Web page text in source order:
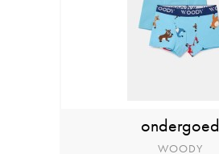
ondergoed
WOODY